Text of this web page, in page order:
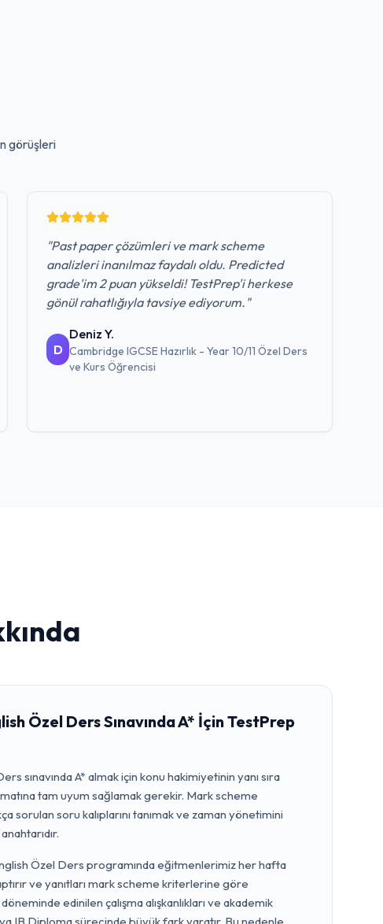
görüşleri
"Past paper çözümleri ve mark scheme
analizleri inanılmaz faydalı oldu. Predicted
grade'im 2 puan yükseldi! TestPrep'i herkese
gönül rahatlığıyla tavsiye ediyorum. "
D
Deniz Y.
Cambridge IGCSE Hazırlık - Year 10/11 Özel Ders
ve Kurs Öğrencisi
Özel Ders Sınavında A* İçin TestPrep
sınavında A* almak için konu hakimiyetinin yanı sıra
tam uyum sağlamak gerekir. Mark scheme
sorulan soru kalıplarını tanımak ve zaman yönetimini
Özel Ders programında eğitmenlerimiz her hafta
ve yanıtları mark scheme kriterlerine göre
edinilen çalışma alışkanlıkları ve akademik